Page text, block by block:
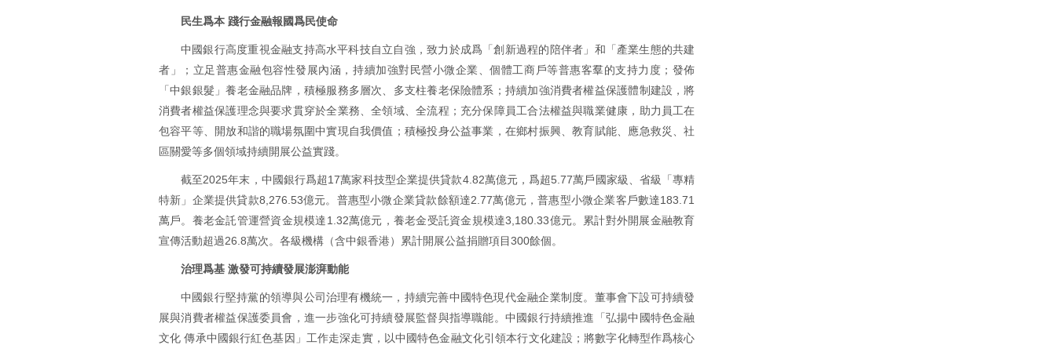
民生爲本 踐行金融報國爲民使命
中國銀行高度重視金融支持高水平科技自立自強，致力於成爲「創新過程的陪伴者」和「產業生態的共建
者」；立足普惠金融包容性發展內涵，持續加強對民營小微企業、個體工商戶等普惠客羣的支持力度；發佈
「中銀銀髮」養老金融品牌，積極服務多層次、多支柱養老保險體系；持續加強消費者權益保護體制建設，將
消費者權益保護理念與要求貫穿於全業務、全領域、全流程；充分保障員工合法權益與職業健康，助力員工在
包容平等、開放和諧的職場氛圍中實現自我價值；積極投身公益事業，在鄉村振興、教育賦能、應急救災、社
區關愛等多個領域持續開展公益實踐。
截至2025年末，中國銀行爲超17萬家科技型企業提供貸款4.82萬億元，爲超5.77萬戶國家級、省級「專精
特新」企業提供貸款8,276.53億元。普惠型小微企業貸款餘額達2.77萬億元，普惠型小微企業客戶數達183.71
萬戶。養老金託管運營資金規模達1.32萬億元，養老金受託資金規模達3,180.33億元。累計對外開展金融教育
宣傳活動超過26.8萬次。各級機構（含中銀香港）累計開展公益捐贈項目300餘個。
治理爲基 激發可持續發展澎湃動能
中國銀行堅持黨的領導與公司治理有機統一，持續完善中國特色現代金融企業制度。董事會下設可持續發
展與消費者權益保護委員會，進一步強化可持續發展監督與指導職能。中國銀行持續推進「弘揚中國特色金融
文化 傳承中國銀行紅色基因」工作走深走實，以中國特色金融文化引領本行文化建設；將數字化轉型作爲核心